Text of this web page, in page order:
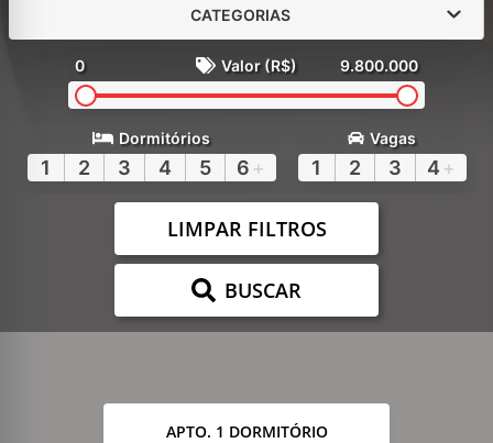
CATEGORIAS
0 Valor (R$) 9.800.000
Dormitórios
1 2 3 4 5 6 +
Vagas
1 2 3 4 +
LIMPAR FILTROS
BUSCAR
APTO. 1 DORMITÓRIO